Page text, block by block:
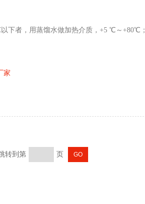
下者，用蒸馏水做加热介质，+5 ℃～+80℃；
家
转到第 页